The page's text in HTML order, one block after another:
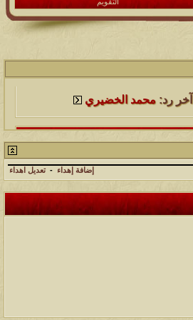
آخر مشاركة
آخر مشاركة
آخر مشاركة
آخر رد:محمد الخضيري
آخر رد:محمد الخضيري
إضافة إهداء - تعديل اهداء